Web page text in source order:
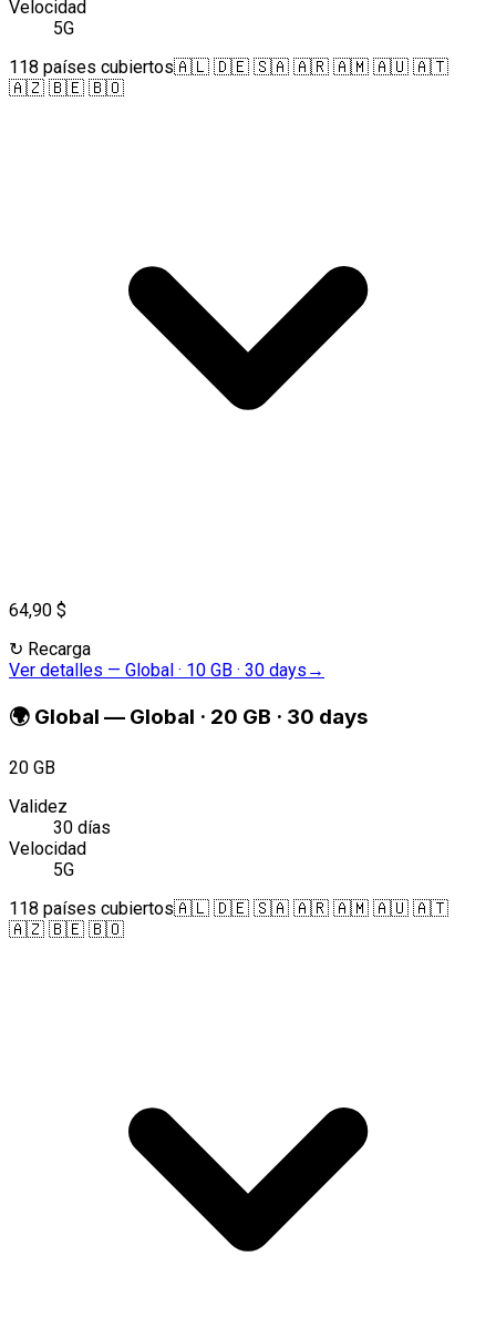
Velocidad
5G
118 países cubiertos🇦🇱 🇩🇪 🇸🇦 🇦🇷 🇦🇲 🇦🇺 🇦🇹
🇦🇿 🇧🇪 🇧🇴
64,90 $
↻ Recarga
Ver detalles — Global · 10 GB · 30 days →
🌍 Global — Global · 20 GB · 30 days
20 GB
Validez
30 días
Velocidad
5G
118 países cubiertos🇦🇱 🇩🇪 🇸🇦 🇦🇷 🇦🇲 🇦🇺 🇦🇹
🇦🇿 🇧🇪 🇧🇴